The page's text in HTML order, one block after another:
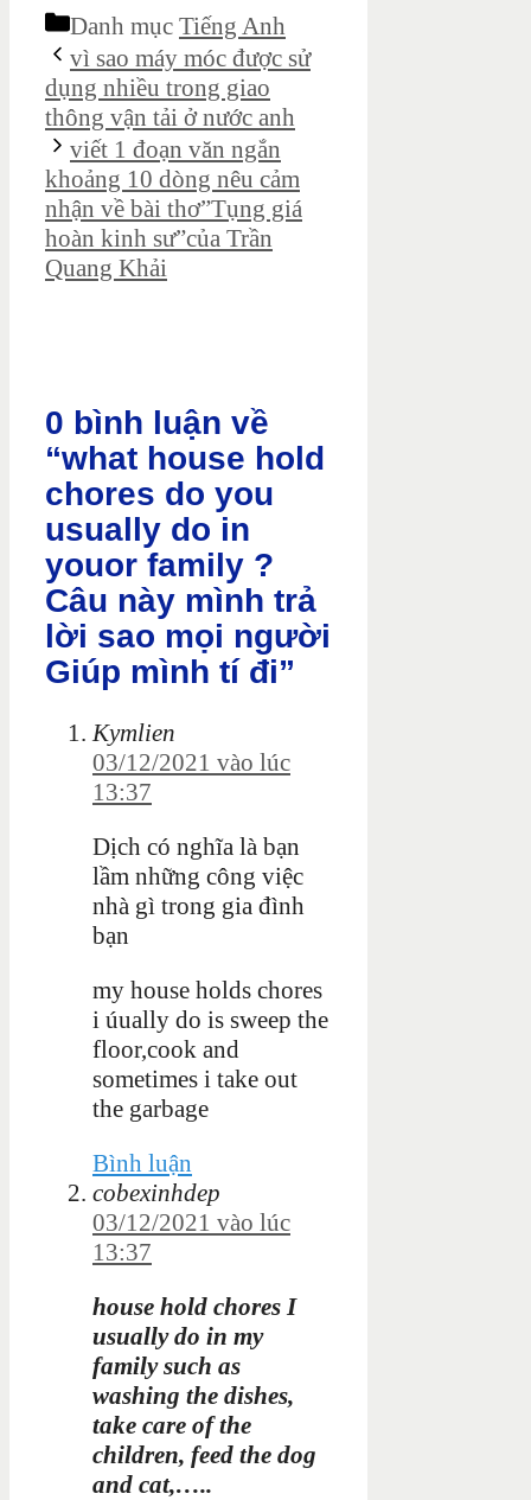
Danh mục Tiếng Anh
vì sao máy móc được sử
dụng nhiều trong giao
thông vận tải ở nước anh
viết 1 đoạn văn ngắn
khoảng 10 dòng nêu cảm
nhận về bài thơ”Tụng giá
hoàn kinh sư”của Trần
Quang Khải
0 bình luận về
“what house hold
chores do you
usually do in
youor family ?
Câu này mình trả
lời sao mọi người
Giúp mình tí đi”
Kymlien
03/12/2021 vào lúc
13:37
Dịch có nghĩa là bạn
lầm những công việc
nhà gì trong gia đình
bạn
my house holds chores
i úually do is sweep the
floor,cook and
sometimes i take out
the garbage
Bình luận
cobexinhdep
03/12/2021 vào lúc
13:37
house hold chores I
usually do in my
family such as
washing the dishes,
take care of the
children, feed the dog
and cat,…..